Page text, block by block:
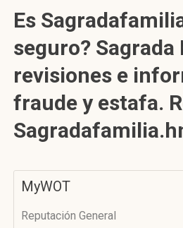
Es
seguro? Sagrada
revisiones e
fraude y estafa.
MyWOT
Reputación General